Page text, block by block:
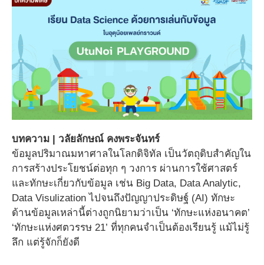
บทความ | วลัยลักษณ์ คงพระจันทร์
ข้อมูลปริมาณมหาศาลในโลกดิจิทัล เป็นวัตถุดิบสำคัญใน
การสร้างประโยชน์ต่อทุก ๆ วงการ ผ่านการใช้ศาสตร์
และทักษะเกี่ยวกับข้อมูล เช่น Big Data, Data Analytic,
Data Visulization ไปจนถึงปัญญาประดิษฐ์ (AI) ทักษะ
ด้านข้อมูลเหล่านี้ต่างถูกนิยามว่าเป็น ‘ทักษะแห่งอนาคต’
‘ทักษะแห่งศตวรรษ 21’ ที่ทุกคนจำเป็นต้องเรียนรู้ แม้ไม่รู้
ลึก แต่รู้จักก็ยังดี